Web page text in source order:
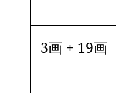
3画 + 19画